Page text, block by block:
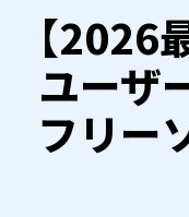
【
ユーザ
フリー